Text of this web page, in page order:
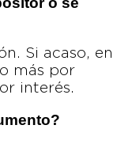
Si acaso, en
más por
interés.